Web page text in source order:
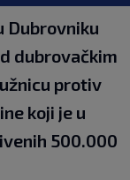
Dubrovniku
dubrovačkim
protiv
koji je u
500.000